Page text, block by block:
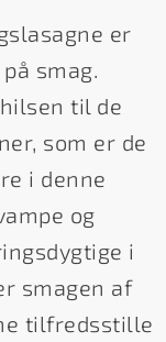
er
smag.
til de
som er de
i denne
og
i
smagen af
tilfredsstille